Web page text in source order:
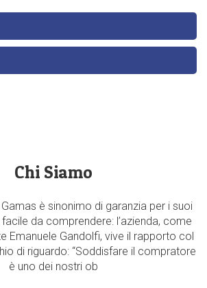
Chi Siamo
Gamas è sinonimo di garanzia per i suoi
da comprendere: l’azienda, come
Emanuele Gandolfi, vive il rapporto col
di riguardo: “Soddisfare il compratore
è uno dei nostri ob